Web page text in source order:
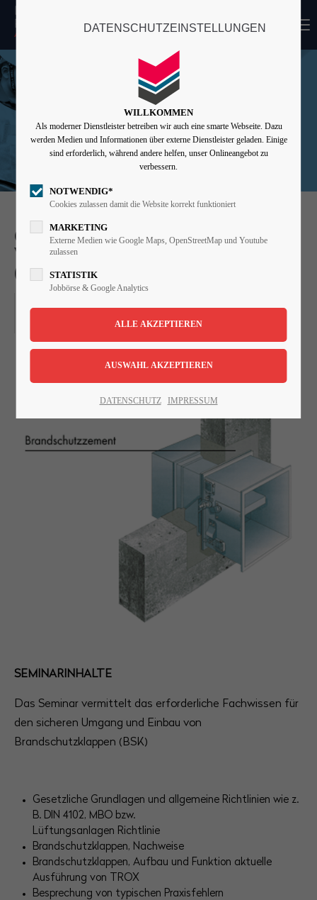
Passwort
Angemeldet bleiben
Anmelden
Register
Lorem ipsum dolor sit amet:
24h/ 365days
Get in touch
San Francisco, CA 94102
About us
adipiscing elit.
Aenean commodo ligula eget dolor. Aenean
massa. Cum sociis natoque penatibus et magnis
dis parturient montes, nascetur ridiculus mus.
Donec quam felis, ultricies nec.
MENU
GRUNDLAGEN UND EINBAU
VON BRANDSCHUTZKLAPPEN
(BSK)
ORT: FORUM, GEILENKIRCHEN
SEMINARINHALTE
Das Seminar vermittelt das erforderliche Fachwissen für
den sicheren Umgang und Einbau von
Brandschutzklappen (BSK)
Gesetzliche Grundlagen und allgemeine Richtlinien wie z.
B. DIN 4102, MBO bzw.
Lüftungsanlagen Richtlinie
Brandschutzklappen, Nachweise
Brandschutzklappen, Aufbau und Funktion aktuelle
Ausführung von TROX
Besprechung von typischen Praxisfehlern
DATENSCHUTZEINSTELLUNGEN
WILLKOMMEN
Als moderner Dienstleister betreiben wir auch eine smarte Webseite. Dazu
werden Medien und Informationen über externe Dienstleister geladen. Einige
sind erforderlich, während andere helfen, unser Onlineangebot zu
verbessern.
NOTWENDIG*
Cookies zulassen damit die Website korrekt funktioniert
MARKETING
Externe Medien wie Google Maps, OpenStreetMap und Youtube
zulassen
STATISTIK
Jobbörse & Google Analytics
DATENSCHUTZ IMPRESSUM